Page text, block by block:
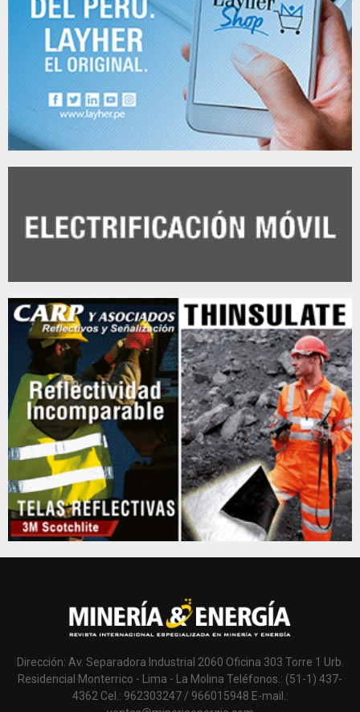
Dirección: Av. Separadora Industrial 2060 Oficina 303 Torre 1 Urb.
Residencial Monterrico - Lima - La Molina Teléfonos.: (51-1) 437-
4362 Cel.: 962303247 / 966015948 E-mail.: